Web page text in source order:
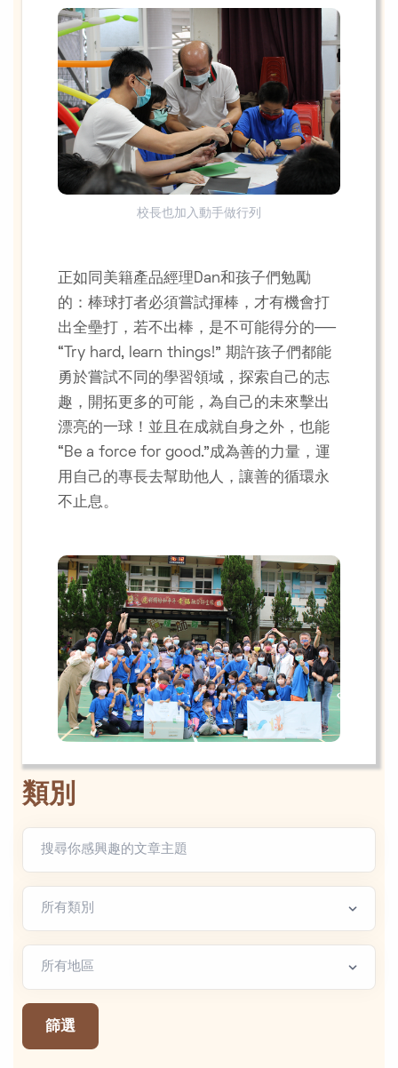
校長也加入動手做行列
正如同美籍產品經理Dan和孩子們勉勵
的：棒球打者必須嘗試揮棒，才有機會打
出全壘打，若不出棒，是不可能得分的──
“Try hard, learn things!” 期許孩子們都能
勇於嘗試不同的學習領域，探索自己的志
趣，開拓更多的可能，為自己的未來擊出
漂亮的一球！並且在成就自身之外，也能
“Be a force for good.”成為善的力量，運
用自己的專長去幫助他人，讓善的循環永
不止息。
類別
地區篩選
篩選